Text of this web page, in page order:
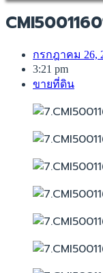
กรกฎาคม 26,
3:21 pm
ขายที่ดิน